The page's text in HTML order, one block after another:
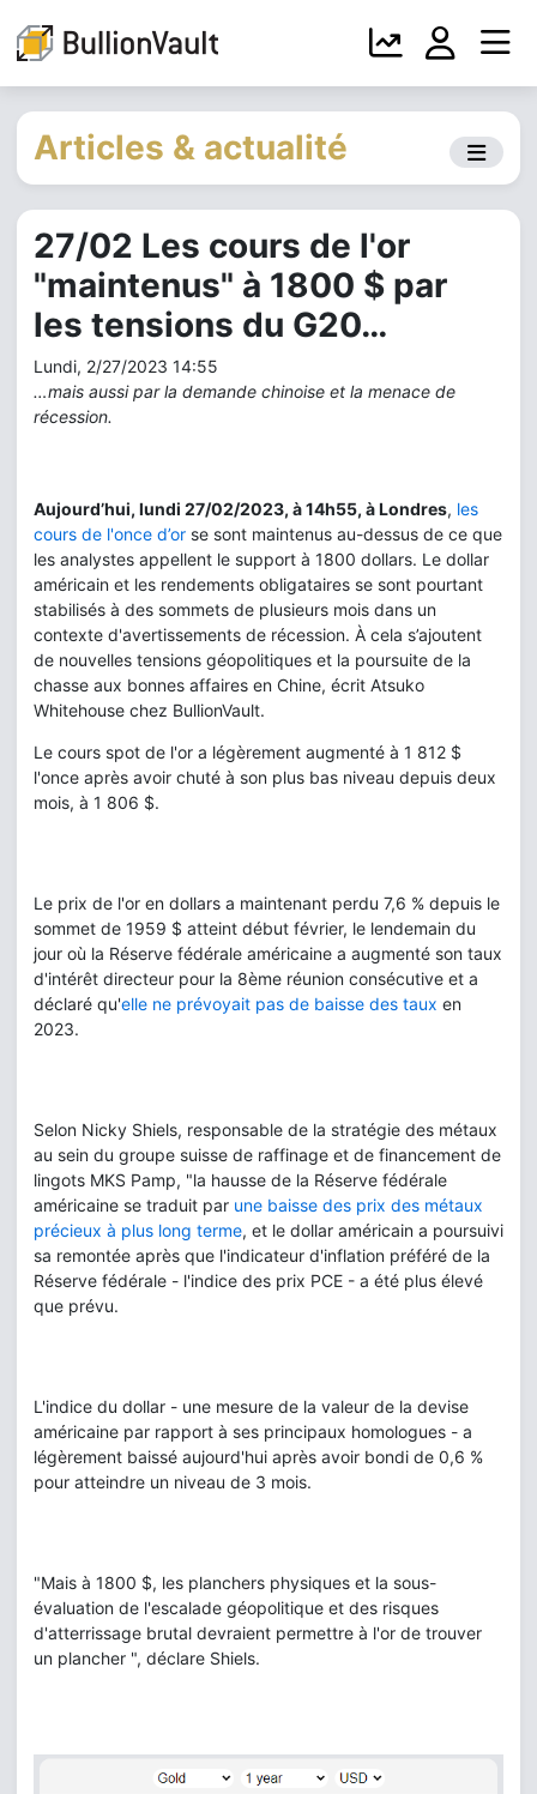
Articles & actualité
27/02 Les cours de l'or
"maintenus" à 1800 $ par
les tensions du G20…
Lundi, 2/27/2023 14:55
…mais aussi par la demande chinoise et la menace de
récession.
Aujourd’hui, lundi 27/02/2023, à 14h55, à Londres, les
cours de l'once d’or se sont maintenus au-dessus de ce que
les analystes appellent le support à 1800 dollars. Le dollar
américain et les rendements obligataires se sont pourtant
stabilisés à des sommets de plusieurs mois dans un
contexte d'avertissements de récession. À cela s’ajoutent
de nouvelles tensions géopolitiques et la poursuite de la
chasse aux bonnes affaires en Chine, écrit Atsuko
Whitehouse chez BullionVault.
Le cours spot de l'or a légèrement augmenté à 1 812 $
l'once après avoir chuté à son plus bas niveau depuis deux
mois, à 1 806 $.
Le prix de l'or en dollars a maintenant perdu 7,6 % depuis le
sommet de 1959 $ atteint début février, le lendemain du
jour où la Réserve fédérale américaine a augmenté son taux
d'intérêt directeur pour la 8ème réunion consécutive et a
déclaré qu'elle ne prévoyait pas de baisse des taux en
2023.
Selon Nicky Shiels, responsable de la stratégie des métaux
au sein du groupe suisse de raffinage et de financement de
lingots MKS Pamp, "la hausse de la Réserve fédérale
américaine se traduit par une baisse des prix des métaux
précieux à plus long terme, et le dollar américain a poursuivi
sa remontée après que l'indicateur d'inflation préféré de la
Réserve fédérale - l'indice des prix PCE - a été plus élevé
que prévu.
L'indice du dollar - une mesure de la valeur de la devise
américaine par rapport à ses principaux homologues - a
légèrement baissé aujourd'hui après avoir bondi de 0,6 %
pour atteindre un niveau de 3 mois.
"Mais à 1800 $, les planchers physiques et la sous-
évaluation de l'escalade géopolitique et des risques
d'atterrissage brutal devraient permettre à l'or de trouver
un plancher ", déclare Shiels.